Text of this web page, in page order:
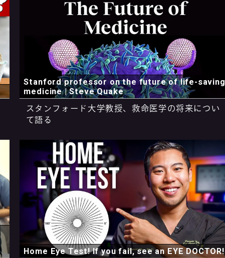
Stanford professor on the future of life-saving
medicine | Steve Quake
スタンフォード大学教授、救命医学の将来につい
て語る
Home Eye Test! If you fail, see an EYE DOCTOR!